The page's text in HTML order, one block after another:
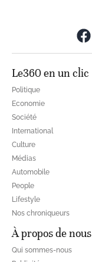
Le360 en un clic
Politique
Economie
Société
International
Culture
Médias
Automobile
People
Lifestyle
Nos chroniqueurs
À propos de nous
Qui sommes-nous